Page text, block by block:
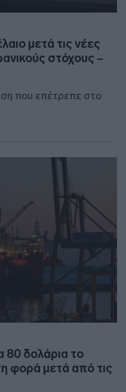
μετά τις νέες
στόχους –
που επέτρεπε στο
δολάρια το
φορά μετά από τις